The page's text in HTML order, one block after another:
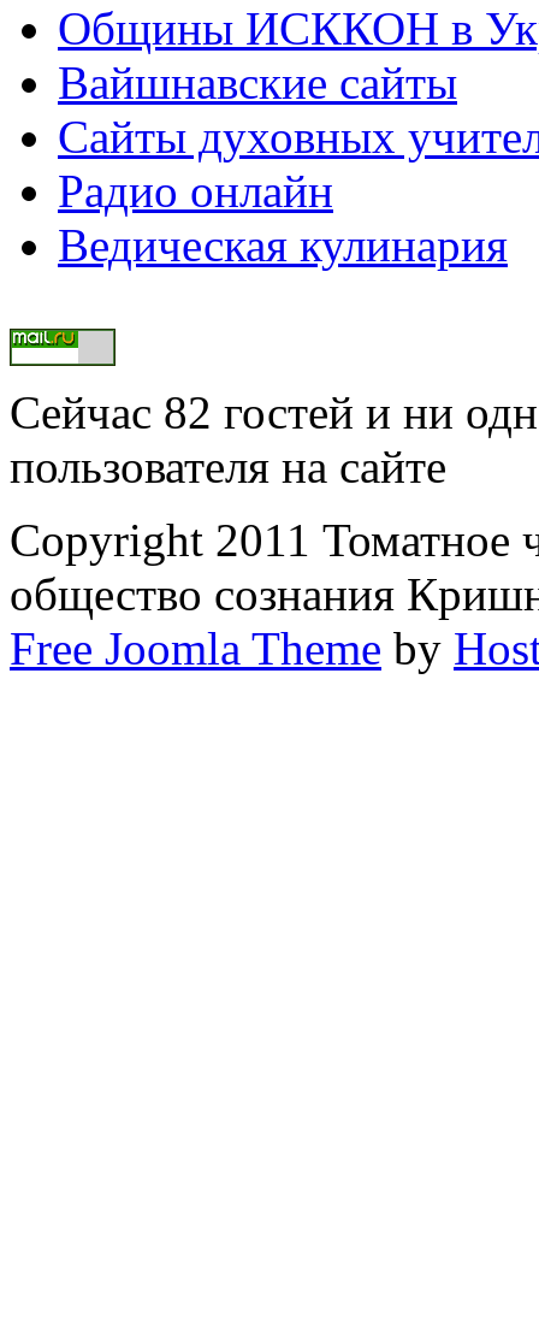
Общины ИСККОН в
Вайшнавские сайты
Сайты духовных
Радио онлайн
Ведическая кулинария
Сейчас 82 гостей и ни
пользователя на сайте
Copyright 2011 Томатное
общество сознания
Free Joomla Theme by